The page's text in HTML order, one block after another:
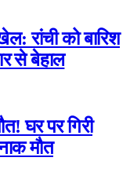
रांची को बारिश
से बेहाल
घर पर गिरी
मौत